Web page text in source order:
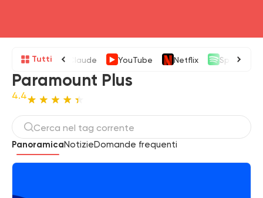
Tutti Claude YouTube Netflix Spotify
Paramount Plus
4.4
PanoramicaNotizieDomande frequenti